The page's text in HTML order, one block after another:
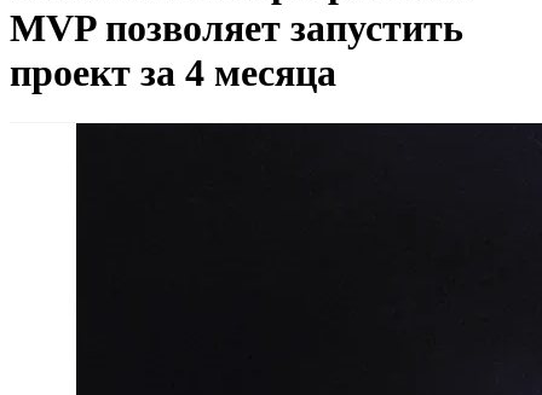
MVP позволяет запустить
проект за 4 месяца